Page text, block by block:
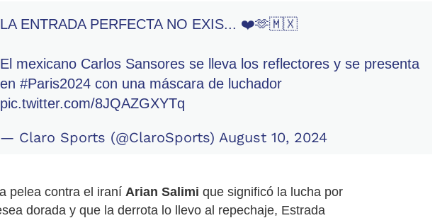
LA ENTRADA PERFECTA NO EXIS... ❤️🫶🇲🇽
El mexicano Carlos Sansores se lleva los reflectores y se presenta
en #Paris2024 con una máscara de luchador
pic.twitter.com/8JQAZGXYTq
— Claro Sports (@ClaroSports) August 10, 2024
pelea contra el iraní Arian Salimi que significó la lucha por
dorada y que la derrota lo llevo al repechaje, Estrada